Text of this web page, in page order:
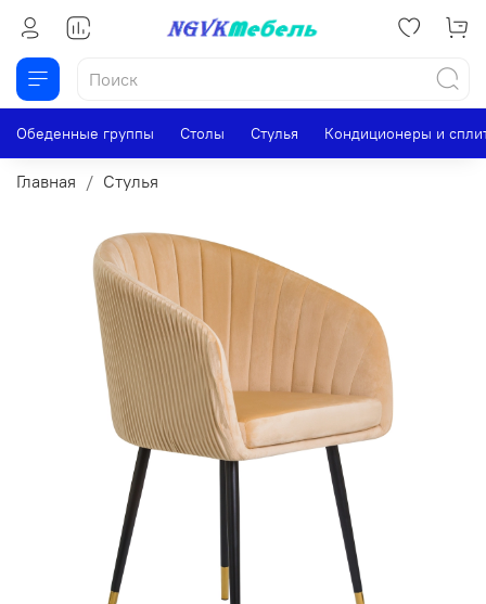
Обеденные группы Столы Стулья Кондиционеры и
Главная Стулья